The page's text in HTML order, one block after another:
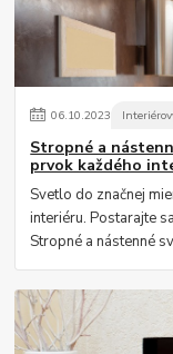
06.10.2023
Stropné a
prvok každého
Svetlo do značnej
interiéru. Postarajte
Stropné a nástenné